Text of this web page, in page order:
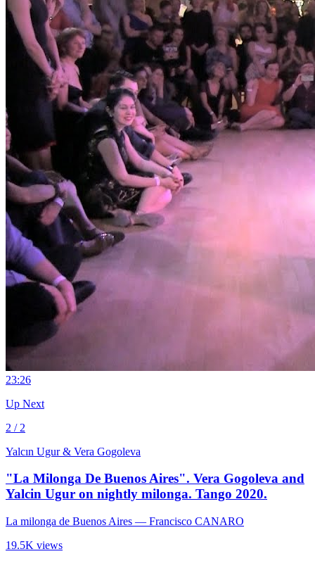
23:26
Up Next
2 / 2
Yalcın Ugur & Vera Gogoleva
"La Milonga De Buenos Aires". Vera Gogoleva and
Yalcin Ugur on nightly milonga. Tango 2020.
La milonga de Buenos Aires — Francisco CANARO
19.5K views